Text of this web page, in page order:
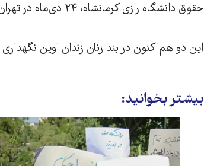
حقوق دانشگاه رازی کرمانشاه، ۲۴ دی‌ماه در تهران بازداشت شدند
این دو هم‌اکنون در بند زنان زندان اوین
بیشتر بخوانید: